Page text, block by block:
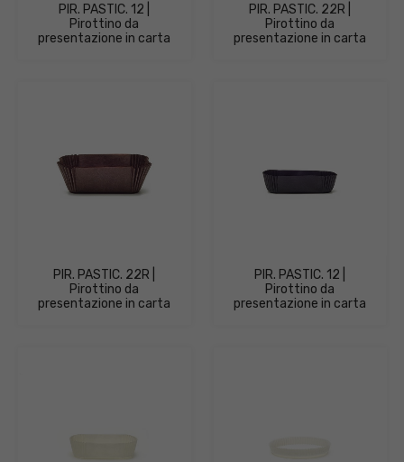
PIR. PASTIC. 12 |
Pirottino da
presentazione in carta
PIR. PASTIC. 22R |
Pirottino da
presentazione in carta
PIR. PASTIC. 22R |
Pirottino da
presentazione in carta
PIR. PASTIC. 12 |
Pirottino da
presentazione in carta